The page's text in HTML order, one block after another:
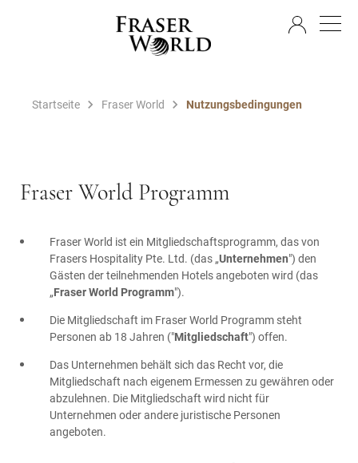
Startseite Fraser World Nutzungsbedingungen
Fraser World Programm
Fraser World ist ein Mitgliedschaftsprogramm, das von
Frasers Hospitality Pte. Ltd. (das „Unternehmen") den
Gästen der teilnehmenden Hotels angeboten wird (das
„Fraser World Programm").
Die Mitgliedschaft im Fraser World Programm steht
Personen ab 18 Jahren ("Mitgliedschaft") offen.
Das Unternehmen behält sich das Recht vor, die
Mitgliedschaft nach eigenem Ermessen zu gewähren oder
abzulehnen. Die Mitgliedschaft wird nicht für
Unternehmen oder andere juristische Personen
angeboten.